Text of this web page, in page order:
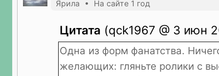
Ярила • На сайте 1 год
Цитата (qck1967 @ 3 июн
Одна из форм фанатства.
желающих: гляньте ролики с